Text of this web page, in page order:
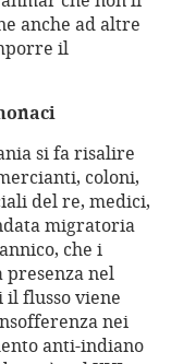
anche ad altre
il
si fa risalire
coloni,
del re, medici,
migratoria
che i
nel
il flusso viene
nei
anti-indiano